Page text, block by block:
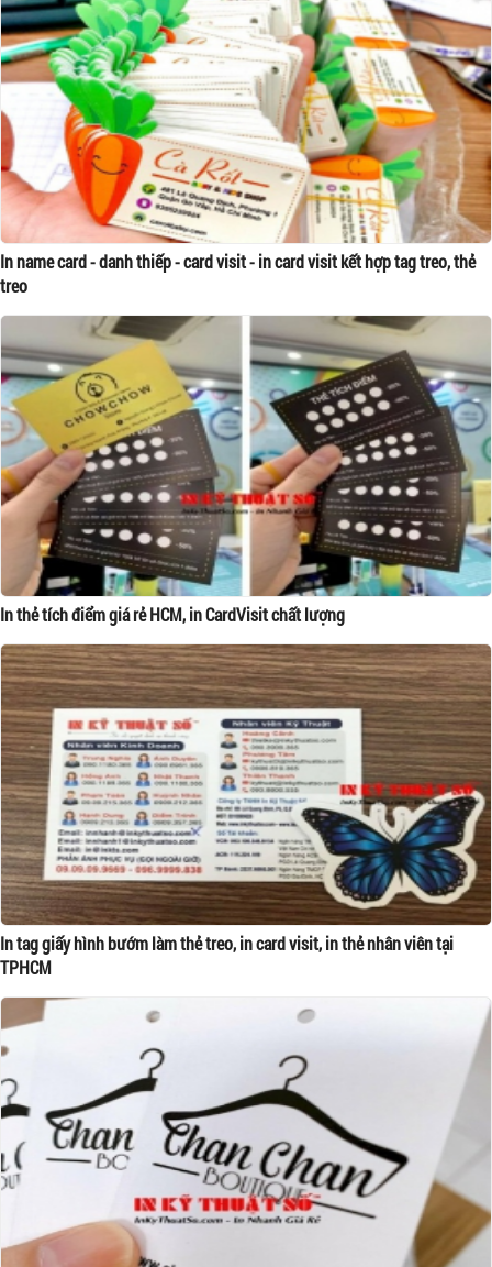
In name card - danh thiếp - card visit - in card visit kết hợp tag treo, thẻ
treo
In thẻ tích điểm giá rẻ HCM, in CardVisit chất lượng
In tag giấy hình bướm làm thẻ treo, in card visit, in thẻ nhân viên tại
TPHCM